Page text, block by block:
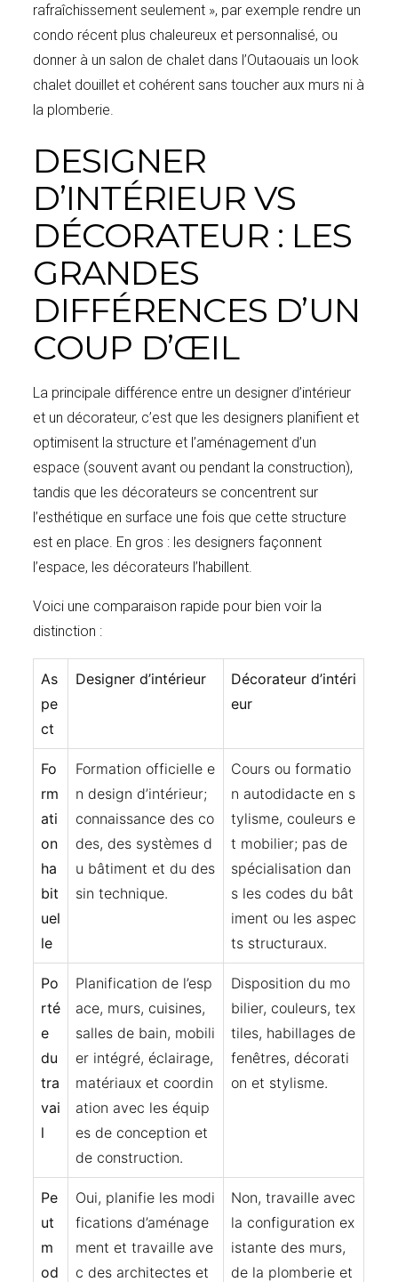
rafraîchissement seulement », par exemple rendre un
condo récent plus chaleureux et personnalisé, ou
donner à un salon de chalet dans l’Outaouais un look
chalet douillet et cohérent sans toucher aux murs ni à
la plomberie.
DESIGNER
D’INTÉRIEUR VS
DÉCORATEUR : LES
GRANDES
DIFFÉRENCES D’UN
COUP D’ŒIL
La principale différence entre un designer d’intérieur
et un décorateur, c’est que les designers planifient et
optimisent la structure et l’aménagement d’un
espace (souvent avant ou pendant la construction),
tandis que les décorateurs se concentrent sur
l’esthétique en surface une fois que cette structure
est en place. En gros : les designers façonnent
l’espace, les décorateurs l’habillent.
Voici une comparaison rapide pour bien voir la
distinction :
As
pe
ct
Designer d’intérieur
Décorateur d’intéri
eur
Fo
rm
ati
on
ha
bit
uel
le
Formation officielle e
n design d’intérieur;
connaissance des co
des, des systèmes d
u bâtiment et du des
sin technique.
Cours ou formatio
n autodidacte en s
tylisme, couleurs e
t mobilier; pas de
spécialisation dan
s les codes du bât
iment ou les aspec
ts structuraux.
Po
rté
e
du
tra
vai
l
Planification de l’esp
ace, murs, cuisines,
salles de bain, mobili
er intégré, éclairage,
matériaux et coordin
ation avec les équip
es de conception et
de construction.
Disposition du mo
bilier, couleurs, tex
tiles, habillages de
fenêtres, décorati
on et stylisme.
Pe
ut
m
od
Oui, planifie les modi
fications d’aménage
ment et travaille ave
c des architectes et
Non, travaille avec
la configuration ex
istante des murs,
de la plomberie et